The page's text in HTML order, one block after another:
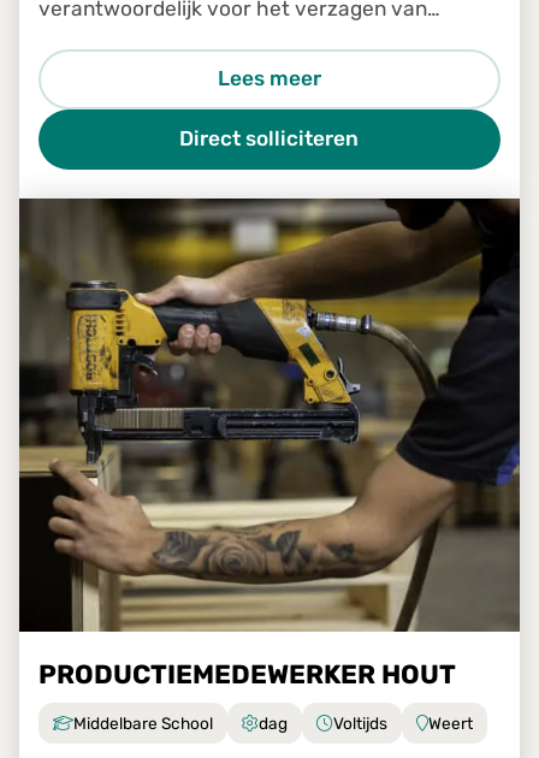
verantwoordelijk voor het verzagen van
en specificaties
Lees meer
Direct solliciteren
PRODUCTIEMEDEWERKER HOUT
Middelbare School dag Voltijds Weert